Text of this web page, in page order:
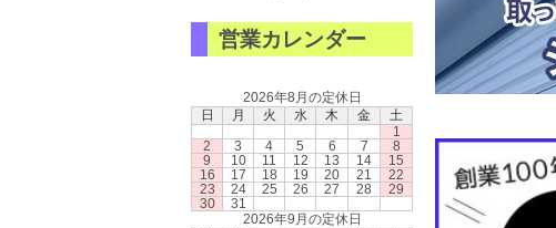
営業カレンダー
2026年8月の定休日
日
月 火 水 木 金
土
1
2
3 4 5 6 7
8
9
10 11 12 13 14
15
16
17 18 19 20 21
22
23
24 25 26 27 28
29
30
31
2026年9月の定休日